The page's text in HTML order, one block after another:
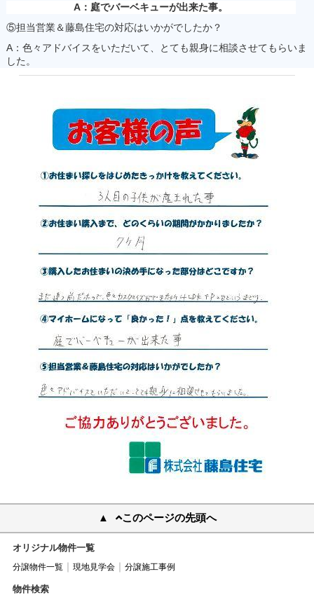
A：庭でバーベキューが出来た事。
⑤担当営業＆藤島住宅の対応はいかがでしたか？
A：色々アドバイスをいただいて、とても親身に相談させてもらいま
した。
このページの先頭へ
オリジナル物件一覧
分譲物件一覧 現地見学会 分譲施工事例
物件検索